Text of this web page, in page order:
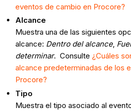
eventos de cambio en Procore?
Alcance
Muestra una de las siguientes
alcance: Dentro del alcance,
determinar. Consulte¿Cuáles
alcance predeterminadas de los
Procore?
Tipo
Muestra el tipo asociado al